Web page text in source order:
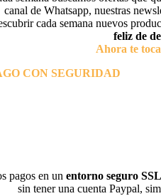
canal de Whatsapp, nuestras
cada semana nuevos
feliz de
Ahora te
CON SEGURIDAD
pagos en un entorno seguro SSL
sin tener una cuenta Paypal,